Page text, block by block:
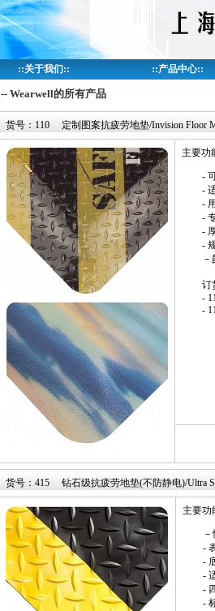
::关于我们 :: ::产品中心::
-- Wearwell的所有产品
货号：110 定制图案抗疲劳地垫/Invision Floor
主要功
-
-
-
-
-
-
订
-
-
货号：415 钻石级抗疲劳地垫(不防静电)/Ultra
主要功
-
-
-
-
-